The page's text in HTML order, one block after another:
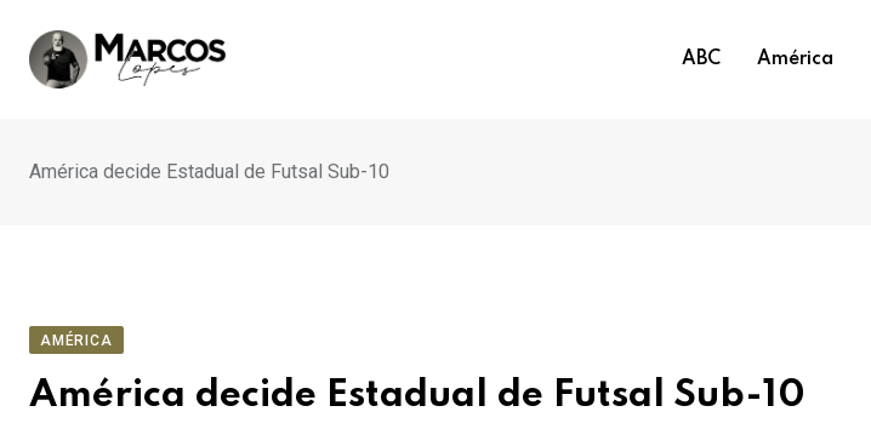
para
ABC América
América decide Estadual de Futsal Sub-10
AMÉRICA
América decide Estadual de Futsal Sub-10